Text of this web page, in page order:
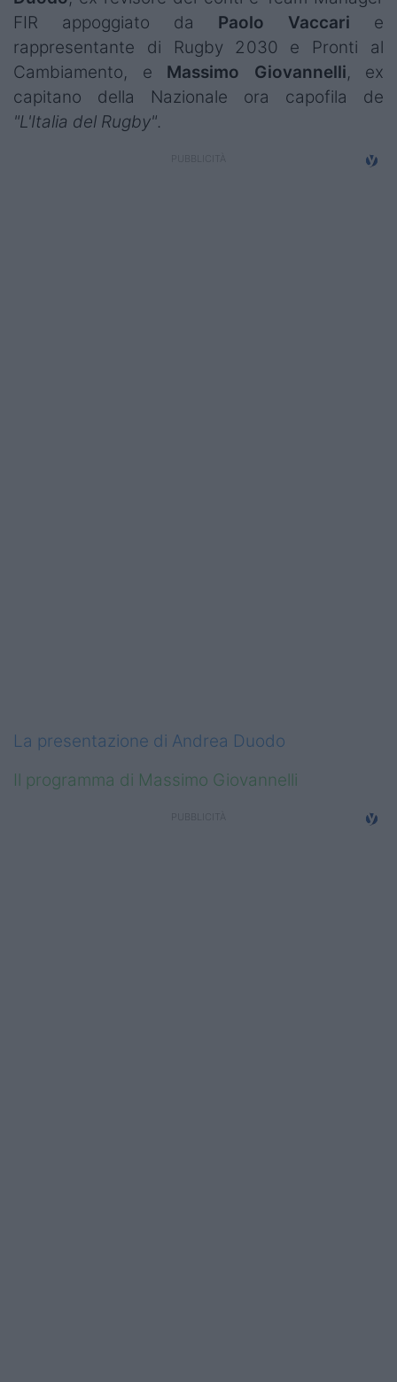
Campionati
Serie A
Serie B
FIR appoggiato da Paolo Vaccari e
rappresentante di Rugby 2030 e Pronti al
Cambiamento, e Massimo Giovannelli, ex
capitano della Nazionale ora capofila de
"L'Italia del Rugby".
La presentazione di Andrea Duodo
Il programma di Massimo Giovannelli